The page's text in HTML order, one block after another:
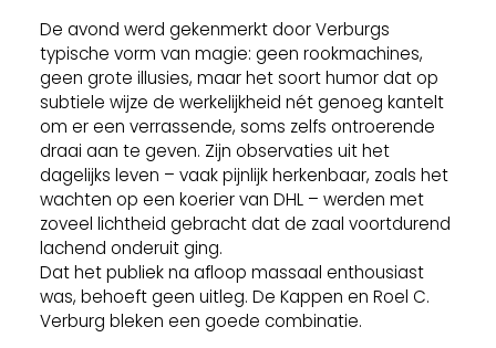
De avond werd gekenmerkt door Verburgs
typische vorm van magie: geen rookmachines,
geen grote illusies, maar het soort humor dat op
subtiele wijze de werkelijkheid nét genoeg kantelt
om er een verrassende, soms zelfs ontroerende
draai aan te geven. Zijn observaties uit het
dagelijks leven – vaak pijnlijk herkenbaar, zoals het
wachten op een koerier van DHL – werden met
zoveel lichtheid gebracht dat de zaal voortdurend
lachend onderuit ging.
Dat het publiek na afloop massaal enthousiast
was, behoeft geen uitleg. De Kappen en Roel C.
Verburg bleken een goede combinatie.